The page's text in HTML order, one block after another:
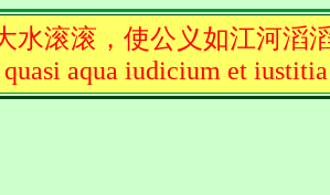
水滚滚，使公义如江河滔
aqua iudicium et